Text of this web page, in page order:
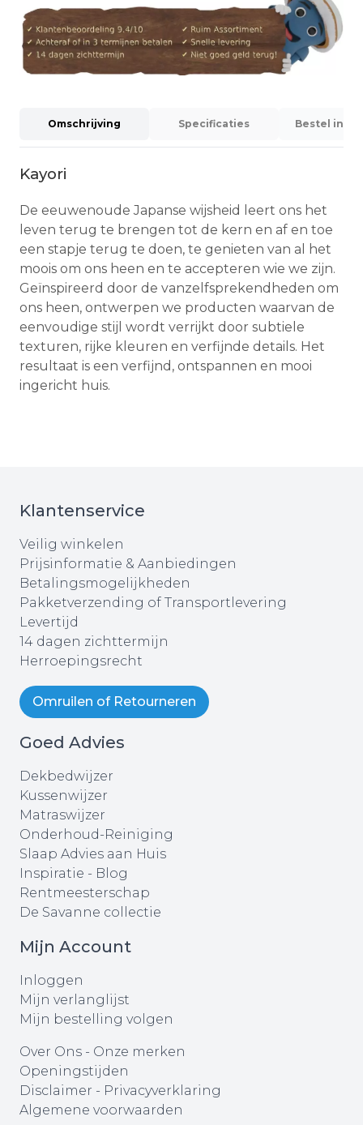
Omschrijving Specificaties Bestel
Kayori
De eeuwenoude Japanse wijsheid leert ons het
leven terug te brengen tot de kern en af en toe
een stapje terug te doen, te genieten van al het
moois om ons heen en te accepteren wie we zijn.
Geïnspireerd door de vanzelfsprekendheden om
ons heen, ontwerpen we producten waarvan de
eenvoudige stijl wordt verrijkt door subtiele
texturen, rijke kleuren en verfijnde details. Het
resultaat is een verfijnd, ontspannen en mooi
ingericht huis.
Klantenservice
Veilig winkelen
Prijsinformatie & Aanbiedingen
Betalingsmogelijkheden
Pakketverzending of Transportlevering
Levertijd
14 dagen zichttermijn
Herroepingsrecht
Omruilen of Retourneren
Goed Advies
Dekbedwijzer
Kussenwijzer
Matraswijzer
Onderhoud-Reiniging
Slaap Advies aan Huis
Inspiratie - Blog
Rentmeesterschap
De Savanne collectie
Mijn Account
Inloggen
Mijn verlanglijst
Mijn bestelling volgen
Over Ons - Onze merken
Openingstijden
Disclaimer - Privacyverklaring
Algemene voorwaarden